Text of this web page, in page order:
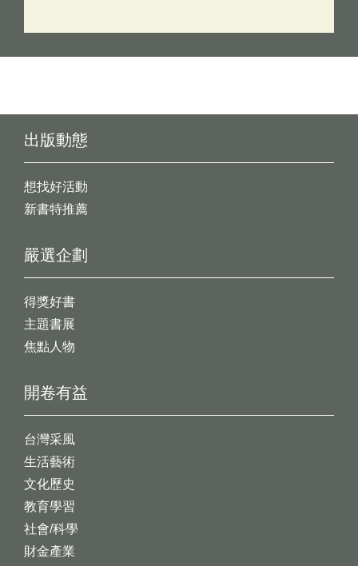
出版動態
想找好活動
新書特推薦
開卷有益
台灣采風
生活藝術
文化歷史
教育學習
社會/科學
財金產業
嚴選企劃
得獎好書
主題書展
焦點人物